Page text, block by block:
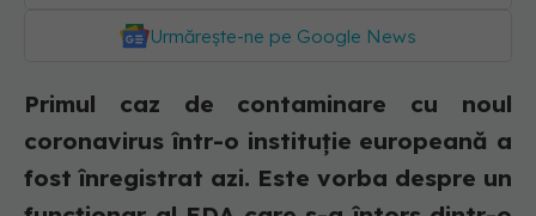
Urmărește-ne pe Google News
Primul caz de contaminare cu noul
coronavirus într-o instituție europeană a
fost înregistrat azi. Este vorba despre un